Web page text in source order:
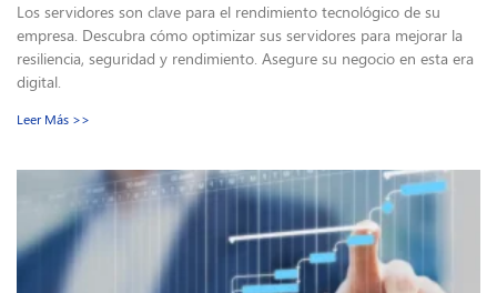
Los servidores son clave para el rendimiento tecnológico de su
empresa. Descubra cómo optimizar sus servidores para mejorar la
resiliencia, seguridad y rendimiento. Asegure su negocio en esta era
digital.
Leer Más >>